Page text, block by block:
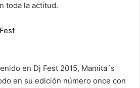
toda la actitud.
en Dj Fest 2015, Mamita´s
en su edición número once con